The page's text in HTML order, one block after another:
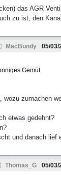
das AGR
zu ist, den
MacBundy 05/03/
Gemüt
wozu zumachen
etwas gedehnt?
und danach lief
Thomas_G 05/03/